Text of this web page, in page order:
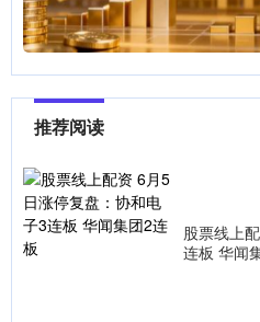
推荐阅读
股票线上
连板 华闻